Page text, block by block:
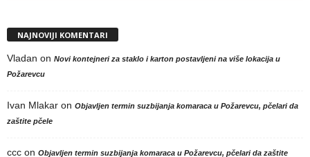
NAJNOVIJI KOMENTARI
Vladan on Novi kontejneri za staklo i karton postavljeni na više lokacija u
Požarevcu
Ivan Mlakar on Objavljen termin suzbijanja komaraca u Požarevcu, pčelari da
zaštite pčele
ccc on Objavljen termin suzbijanja komaraca u Požarevcu, pčelari da zaštite